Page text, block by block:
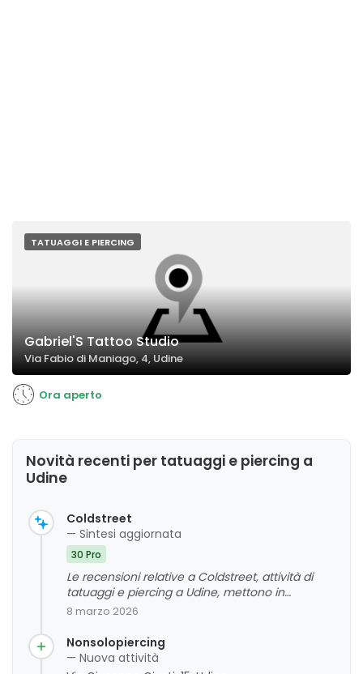
TATUAGGI E PIERCING
Gabriel'S Tattoo Studio
Via Fabio di Maniago, 4, Udine
Ora aperto
Novità recenti per tatuaggi e piercing a
Udine
Coldstreet
— Sintesi aggiornata
30 Pro
Le recensioni relative a Coldstreet, attività di
tatuaggi e piercing a Udine, mettono in
evidenza un team di professionisti altamente
degli ambienti. La creatività e la precisione nel
lavoro sono spesso elogiate, così come la
cortesia e la disponibilità dello staff. La
8 marzo 2026
Nonsolopiercing
— Nuova attività